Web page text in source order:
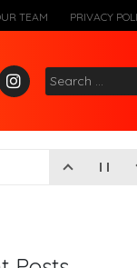
TEAM PRIVACY
Inst
agr
Search
for: